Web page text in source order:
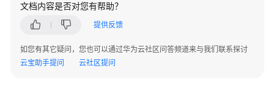
面
设
器
文档内容是否对您有帮助？
提供反馈
如您有其它疑问，您也可以通过华为云社区问答频道来与我们联系探讨
云宝助手提问
云社区提问